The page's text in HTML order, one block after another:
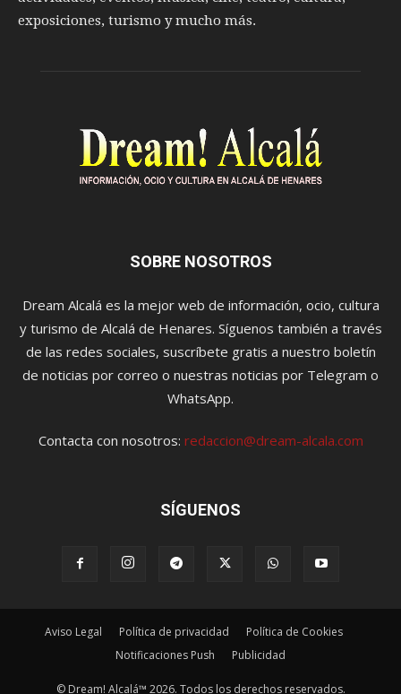
exposiciones, turismo y mucho más.
SOBRE NOSOTROS
Dream Alcalá es la mejor web de información, ocio, cultura
y turismo de Alcalá de Henares. Síguenos también a través
de las redes sociales, suscríbete gratis a nuestro boletín
de noticias por correo o nuestras noticias por Telegram o
WhatsApp.
Contacta con nosotros: redaccion@dream-alcala.com
SÍGUENOS
Aviso Legal Política de privacidad
Política de Cookies
Notificaciones Push
Publicidad
© Dream! Alcalá™ 2026. Todos los derechos reservados.